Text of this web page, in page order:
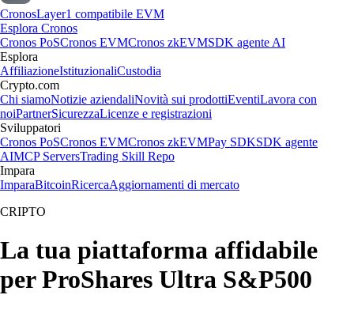
CronosLayer1 compatibile EVM
Esplora Cronos
Cronos PoSCronos EVMCronos zkEVMSDK agente AI
Esplora
AffiliazioneIstituzionaliCustodia
Crypto.com
Chi siamoNotizie aziendaliNovità sui prodottiEventiLavora con
noiPartnerSicurezzaLicenze e registrazioni
Sviluppatori
Cronos PoSCronos EVMCronos zkEVMPay SDKSDK agente
AIMCP ServersTrading Skill Repo
Impara
ImparaBitcoinRicercaAggiornamenti di mercato
CRIPTO
La tua piattaforma affidabile
per ProShares Ultra S&P500